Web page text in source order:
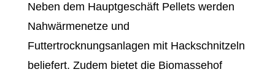
Neben dem Hauptgeschäft Pellets werden
Nahwärmenetze und
Futtertrocknungsanlagen mit Hackschnitzeln
beliefert. Zudem bietet die Biomassehof